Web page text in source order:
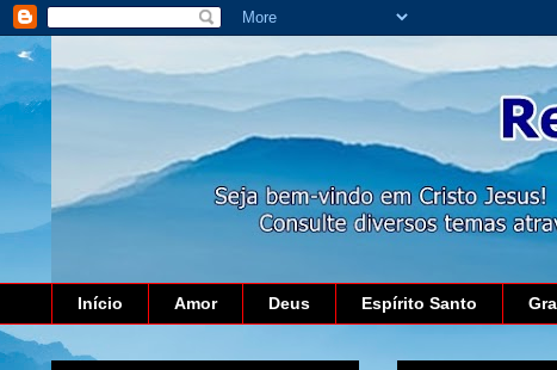
Início Amor Deus Espírito Santo